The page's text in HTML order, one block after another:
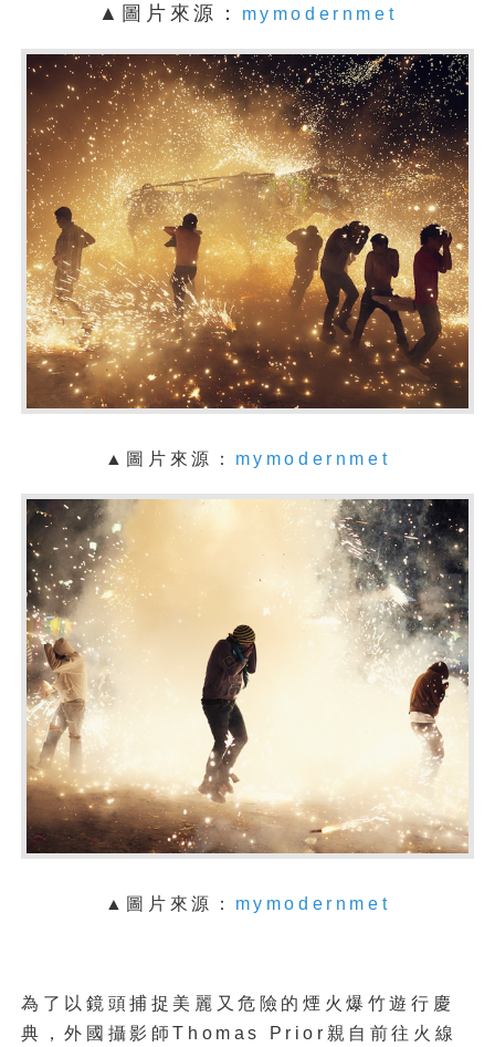
▲圖片來源： mymodernmet
▲圖片來源： mymodernmet
▲圖片來源： mymodernmet
為了以鏡頭捕捉美麗又危險的煙火爆竹遊行慶
典，外國攝影師Thomas Prior親自前往火線